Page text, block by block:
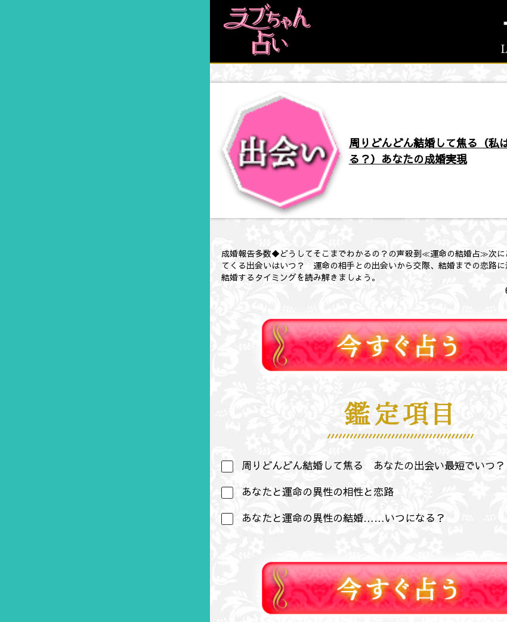
周りどんどん結婚して焦る（私
る？）あなたの成婚実現
成婚報告多数◆どうしてそこまでわかるの？の声殺到≪運命の結婚占≫次に
てくる出会いはいつ？ 運命の相手との出会いから交際、結婚までの恋路
結婚するタイミングを読み解きましょう。
周りどんどん結婚して焦る あなたの出会い最短でいつ？
あなたと運命の異性の相性と恋路
あなたと運命の異性の結婚……いつになる？